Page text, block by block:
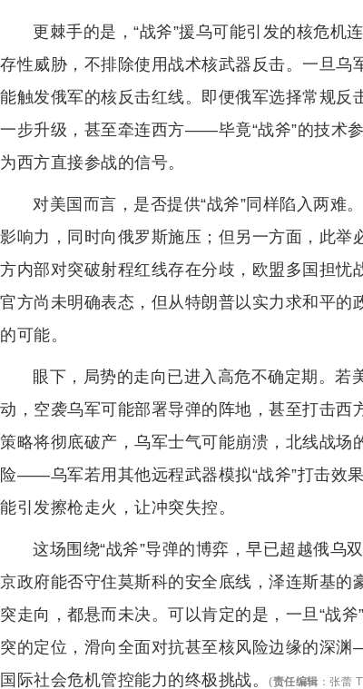
更棘手的是，“战斧”援乌可能引发的核危机
存性威胁，不排除使用战术核武器反击。一旦乌
能触发俄军的核反击红线。即便俄军选择常规
一步升级，甚至牵连西方——毕竟“战斧”的技术
为西方直接参战的信号。
对美国而言，是否提供“战斧”同样陷入两难
影响力，同时向俄罗斯施压；但另一方面，此
方内部对突破射程红线存在分歧，欧盟多国担忧
官方尚未明确表态，但从特朗普以实力求和平的
的可能。
眼下，局势的走向已进入高危不确定期。若
动，空袭乌军可能部署导弹的阵地，甚至打击
策略将彻底破产，乌军士气可能崩溃，北线战
险——乌军若用其他远程武器模拟“战斧”打击效
能引发擦枪走火，让冲突失控。
这场围绕“战斧”导弹的博弈，早已超越俄乌
京政府能否守住莫斯科的安全底线，泽连斯基
突走向，都悬而未决。可以肯定的是，一旦“战
突的定位，滑向全面对抗甚至核风险边缘的深
国际社会危机管控能力的终极挑战。
(责任编辑 ： 张蕾